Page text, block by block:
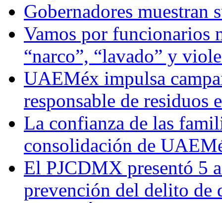
Gobernadores muestran
Vamos por funcionarios
“narco”, “lavado” y
UAEMéx impulsa
responsable de residuos
La confianza de las
consolidación de
El PJCDMX presentó 5
prevención del delito de